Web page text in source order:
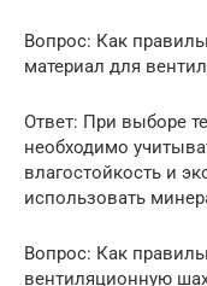
Вопрос: Как
материал для
Ответ: При выборе
необходимо
влагостойкость и
использовать
Вопрос: Как
вентиляционную